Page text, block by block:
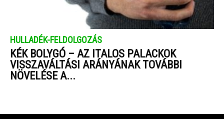
HULLADÉK-FELDOLGOZÁS
KÉK BOLYGÓ – AZ ITALOS PALACKOK
VISSZAVÁLTÁSI ARÁNYÁNAK TOVÁBBI
NÖVELÉSE A...